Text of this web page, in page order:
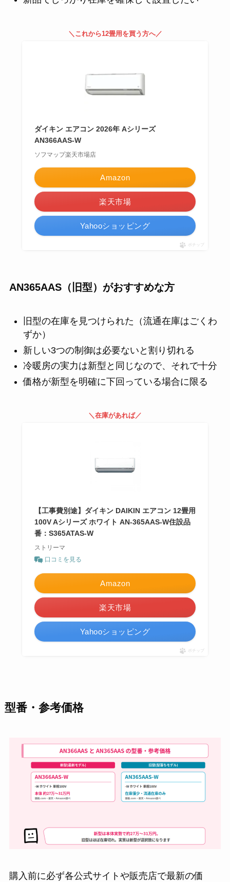
＼これから12畳用を買う方へ／
ダイキン エアコン 2026年 Aシリーズ
AN366AAS-W
ソフマップ楽天市場店
Amazon
楽天市場
Yahooショッピング
ポチップ
AN365AAS（旧型）がおすすめな方
旧型の在庫を見つけられた（流通在庫はごくわ
ずか）
新しい3つの制御は必要ないと割り切れる
冷暖房の実力は新型と同じなので、それで十分
価格が新型を明確に下回っている場合に限る
＼在庫があれば／
【工事費別途】ダイキン DAIKIN エアコン 12畳用
100V Aシリーズ ホワイト AN-365AAS-W住設品
番：S365ATAS-W
ストリーマ
口コミを見る
Amazon
楽天市場
Yahooショッピング
ポチップ
型番・参考価格
購入前に必ず各公式サイトや販売店で最新の価